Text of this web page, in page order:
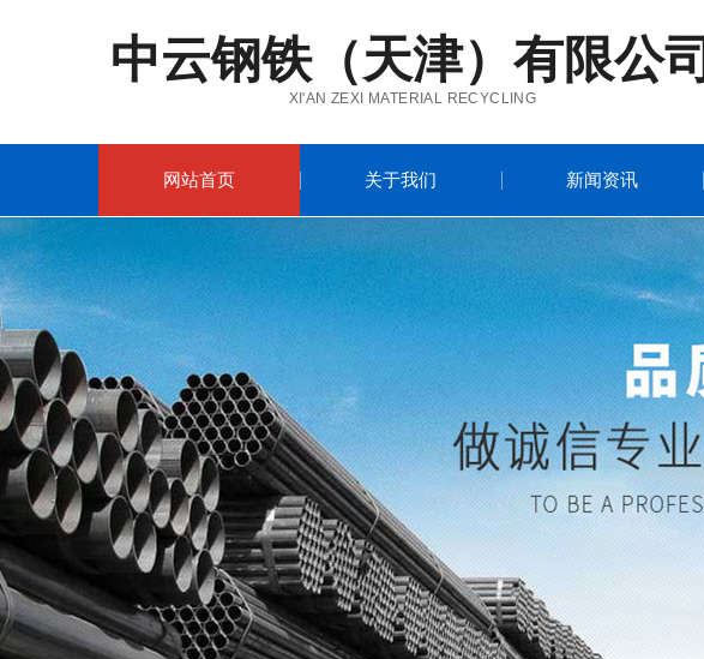
中云钢铁（天津）有限公司
XI'AN ZEXI MATERIAL RECYCLING
网站首页 关于我们 新闻资讯